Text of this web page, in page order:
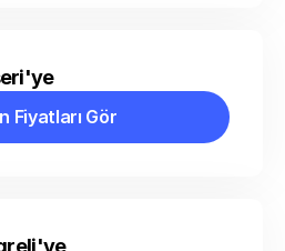
Fiyatları Gör
Fiyatları Gör